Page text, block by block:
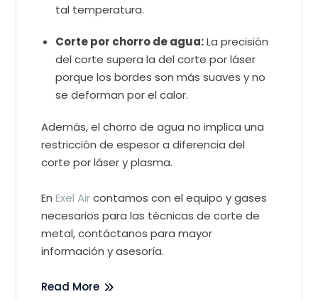
tal temperatura.
Corte por chorro de agua:La precisión
del corte supera la del corte por láser
porque los bordes son más suaves y no
se deforman por el calor.
Además, el chorro de agua no implica una
restricción de espesor a diferencia del
corte por láser y plasma.
EnExel Aircontamos con el equipo y gases
necesarios para las técnicas de corte de
metal, contáctanos para mayor
información y asesoría.
Read More